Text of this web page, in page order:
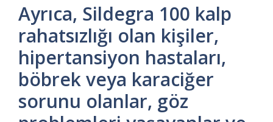
Ayrıca, Sildegra 100 kalp
rahatsızlığı olan kişiler,
hipertansiyon hastaları,
böbrek veya karaciğer
sorunu olanlar, göz